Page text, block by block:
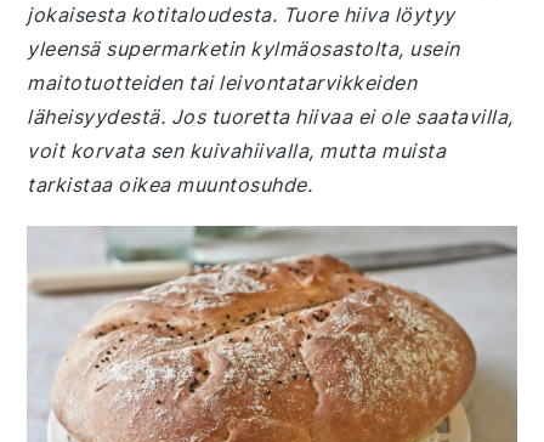
jokaisesta kotitaloudesta. Tuore hiiva löytyy
yleensä supermarketin kylmäosastolta, usein
maitotuotteiden tai leivontatarvikkeiden
läheisyydestä. Jos tuoretta hiivaa ei ole saatavilla,
voit korvata sen kuivahiivalla, mutta muista
tarkistaa oikea muuntosuhde.